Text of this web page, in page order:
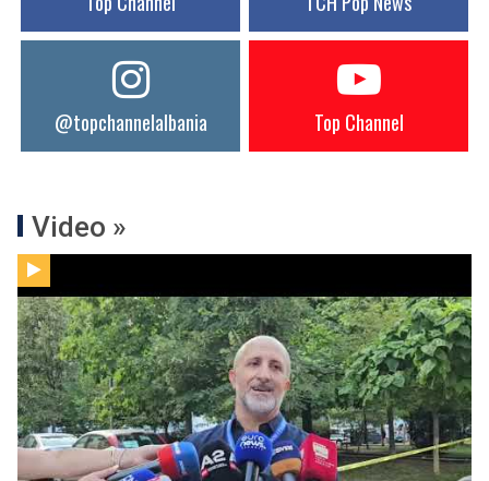
@topchannelalbania Top Channel
Video »